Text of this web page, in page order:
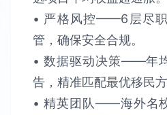
• 严格风控​​——6层尽
管，确保​​安全合规​​。​​
• 数据驱动决策​​——年
告​​，精准匹配最优移民方
• 精英团队​​——海外名